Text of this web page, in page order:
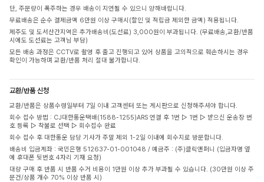
단, 주문량이 폭주하는 경우 배송이 지연될 수 있으니 양해바랍니다.
무료배송은 순수 결제금액 6만원 이상 구매시(할인 및 적립금 제외한 금액) 적용됩니다.
제주도 및 도서산간지역은 추가배송비(도선료) 3,000원이 부과됩니다. (무료배송,교환/반품
시에도 도선료는 고객님 부담)
모든 배송 과정은 CCTV로 촬영 후 출고 진행되고 있어 상품을 고의적으로 훼손하시는 경우
확인이 가능하며 교환/반품 처리 절대 불가합니다.
교환/반품 신청
교환/반품은 상품수령일부터 7일 이내 고객센터 또는 게시판으로 신청해주셔야 합니다.
회수 접수 방법 : CJ대한통운택배(1588-1255)ARS 연결 후 1번 ▷ 1번 ▷ 받으신 운송장 번
호 등록 ▷ 착불로 선택 ▷ 회수접수 완료
회수 접수 후 대한통운 담당 기사가 주말 제외 1-2일 이내에 회수지로 방문합니다.
배송비 입금계좌 : 국민은행 512637-01-001048 / 예금주 : (주)클릭앤퍼니 (입금자명 옆
에 휴대폰 뒷번호 4자리 기재 요청)
대량 구매 후 반품 시 반품 수거 비용이 1만원 이상 추가 부과될 수 있습니다. (30만원 이상 주
문건/상품 개수 70% 이상 반품 시)